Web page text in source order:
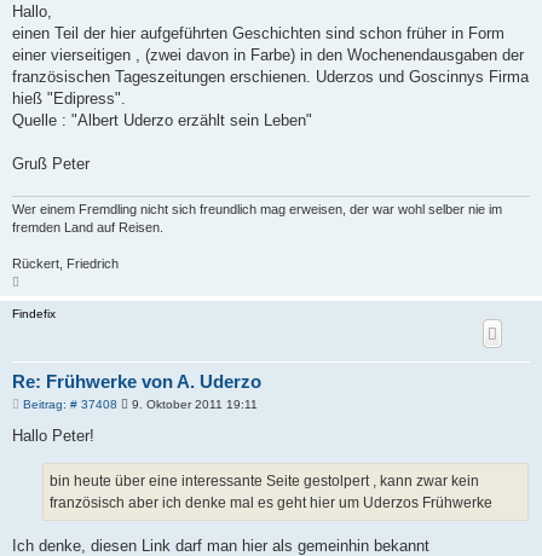
r
a
Hallo,
einen Teil der hier aufgeführten Geschichten sind schon früher in Form
einer vierseitigen , (zwei davon in Farbe) in den Wochenendausgaben der
französischen Tageszeitungen erschienen. Uderzos und Goscinnys Firma
hieß "Edipress".
Quelle : "Albert Uderzo erzählt sein Leben"
Gruß Peter
Wer einem Fremdling nicht sich freundlich mag erweisen, der war wohl selber nie im
fremden Land auf Reisen.
Rückert, Friedrich
c
h
Findefix
Re: Frühwerke von A. Uderzo
Beitrag: # 37408 B
r
a
g
9. Oktober 2011 19:11
Hallo Peter!
bin heute über eine interessante Seite gestolpert , kann zwar kein
französisch aber ich denke mal es geht hier um Uderzos Frühwerke
Ich denke, diesen Link darf man hier als gemeinhin bekannt